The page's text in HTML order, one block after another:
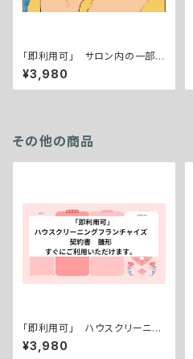
「即利用可」 サロン内の一部ス
ペース賃貸借契約書 雛形 す
ぐにご利用いただけます。
¥3,980
その他の商品
「即利用可」 ハウスクリーニン
グフランチャイズ契約書 雛
形 すぐにご利用いただけます。
¥3,980